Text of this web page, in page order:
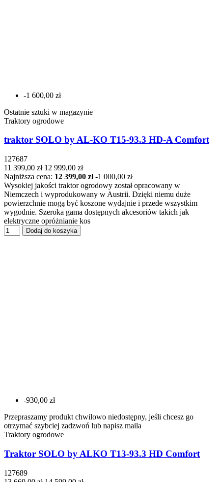
-1 600,00 zł
Ostatnie sztuki w magazynie
Traktory ogrodowe
traktor SOLO by AL-KO T15-93.3 HD-A Comfort
127687
11 399,00 zł 12 999,00 zł
Najniższa cena: 12 399,00 zł -1 000,00 zł
Wysokiej jakości traktor ogrodowy został opracowany w
Niemczech i wyprodukowany w Austrii. Dzięki niemu duże
powierzchnie mogą być koszone wydajnie i przede wszystkim
wygodnie. Szeroka gama dostępnych akcesoriów takich jak
elektryczne opróżnianie kos
Dodaj do koszyka
-930,00 zł
Przepraszamy produkt chwilowo niedostępny, jeśli chcesz go
otrzymać szybciej zadzwoń lub napisz maila
Traktory ogrodowe
Traktor SOLO by ALKO T13-93.3 HD Comfort
127689